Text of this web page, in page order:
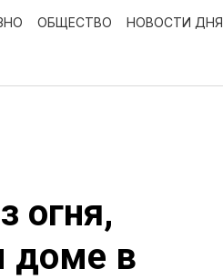
ОБЩЕСТВО НОВОСТИ ДНЯ
огня,
доме в